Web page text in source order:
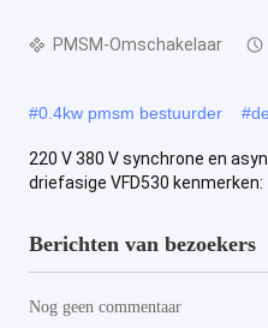
PMSM-Omschakelaar
#0.4kw pmsm bestuurder #
220 V 380 V synchrone en
driefasige VFD530 kenmerken:
Berichten van bezoekers
Nog geen commentaar